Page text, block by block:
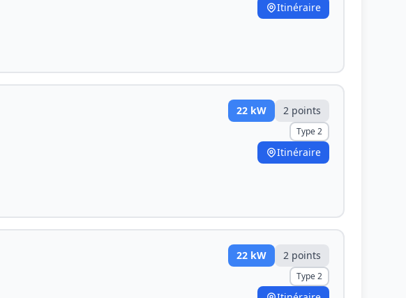
Itinéraire
22 kW 2 points
Type 2
Itinéraire
22 kW 2 points
Type 2